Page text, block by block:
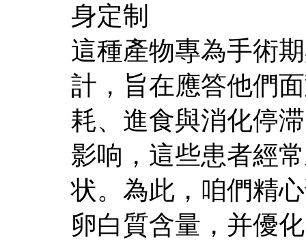
身定制
這種產物專為手術
計，旨在應答他們
耗、進食與消化停
影响，這些患者經
状。為此，咱們精
卵白質含量，并優